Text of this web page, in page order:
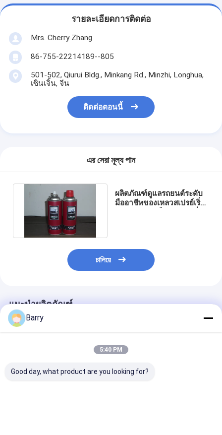
รายละเอียดการติดต่อ
Mrs. Cherry Zhang
86-755-22214189--805
501-502, Qiurui Bldg., Minkang Rd., Minzhi, Longhua,
เซินเจิ้น, จีน
ติดต่อตอนนี้
এর সেরা মূল্য পান
ผลิตภัณฑ์ดูแลรถยนต์ระดับ
มืออาชีพของเหลวสเปรย์เริ่ม
চালিয়ে
แนะนำผลิตภัณฑ์
Barry
5:40 PM
Good day, what product are you looking for?